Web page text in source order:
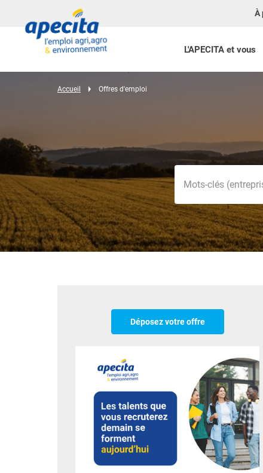
L'APECITA et vous
À
Accueil Offres d'emploi
Déposez votre offre